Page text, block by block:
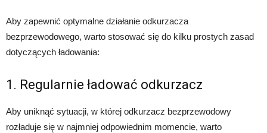
Aby zapewnić optymalne działanie odkurzacza
bezprzewodowego, warto stosować się do kilku prostych zasad
dotyczących ładowania:
1. Regularnie ładować odkurzacz
Aby uniknąć sytuacji, w której odkurzacz bezprzewodowy
rozładuje się w najmniej odpowiednim momencie, warto